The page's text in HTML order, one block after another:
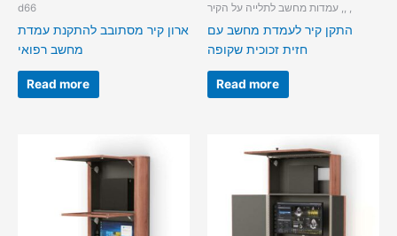
d66
ארון קיר מסתובב להתקנת עמדת
מחשב רפואי
Read more
עמדות מחשב לתלייה על הקיר ,, ,
התקן קיר לעמדת מחשב עם
חזית זכוכית שקופה
Read more